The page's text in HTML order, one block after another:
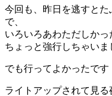
今回も、昨日を逃すと
で、
いろいろあわただしか
ちょっと強行しちゃいま
でも行ってよかったです
ライトアップされて見る